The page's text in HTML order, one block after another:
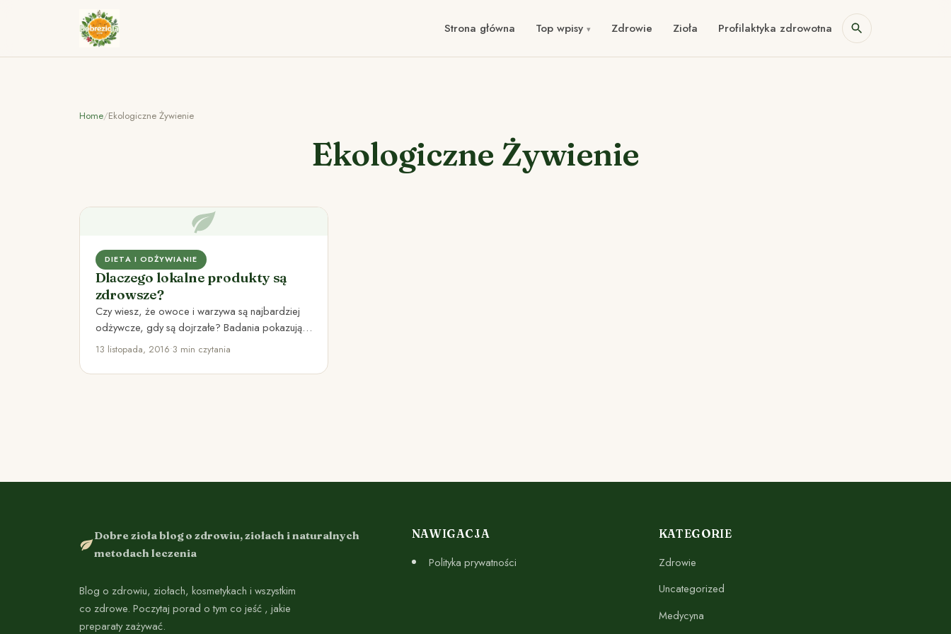
Strona główna Top wpisy Zdrowie Zioła Profilaktyka zdrowotna
Home/Ekologiczne Żywienie
Ekologiczne Żywienie
DIETA I ODŻYWIANIE
Dlaczego lokalne produkty są
zdrowsze?
Czy wiesz, że owoce i warzywa są najbardziej
odżywcze, gdy są dojrzałe? Badania pokazują,
że wiele składników odżywczych…
13 listopada, 2016•3 min czytania
Dobre zioła blog o zdrowiu, ziołach i naturalnych
metodach leczenia
Blog o zdrowiu, ziołach, kosmetykach i wszystkim
co zdrowe. Poczytaj porad o tym co jeść , jakie
preparaty zażywać.
NAWIGACJA
Polityka prywatności
KATEGORIE
Zdrowie
Uncategorized
Medycyna